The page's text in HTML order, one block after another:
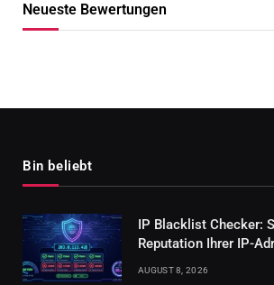
Neueste Bewertungen
Bin beliebt
IP Blacklist Checker:
Reputation Ihrer IP-
AUGUST 8, 2026